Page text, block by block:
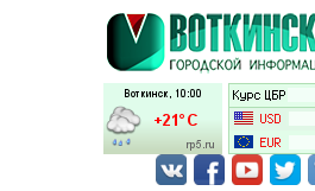
Перейти к основному содержанию